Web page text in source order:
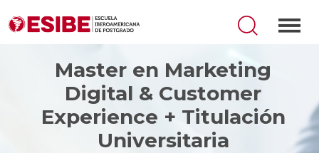
Master en Marketing
Digital & Customer
Experience + Titulación
Universitaria